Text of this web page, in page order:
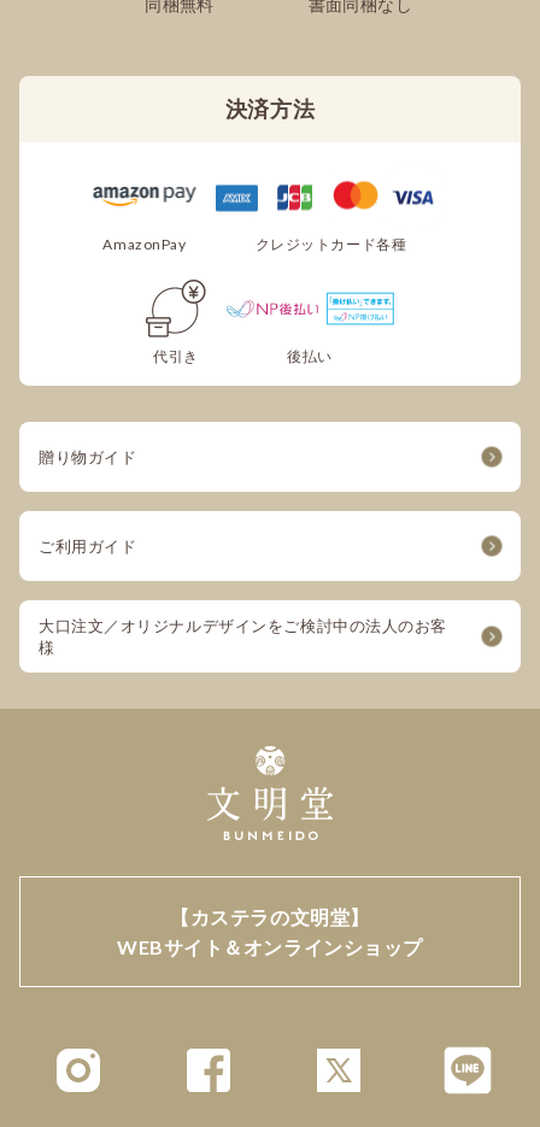
同梱無料
書面同梱なし
決済方法
AmazonPay クレジットカード各種
代引き 後払い
贈り物ガイド
ご利用ガイド
大口注文／オリジナルデザインをご検討中の法人のお客
様
【カステラの文明堂】
WEBサイト＆オンラインショップ